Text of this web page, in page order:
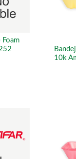
Foam
10k